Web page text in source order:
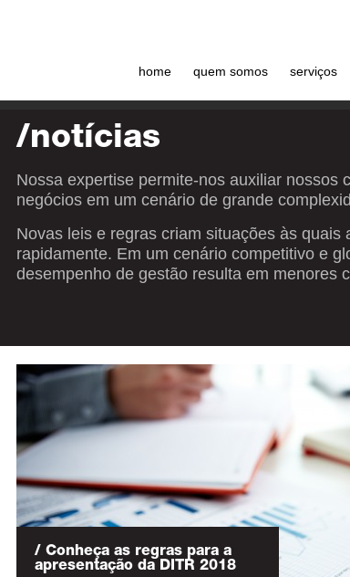
home quem somos serviços
/notícias
Nossa expertise permite-nos auxiliar nossos
negócios em um cenário de grande
Novas leis e regras criam situações às quais
rapidamente. Em um cenário competitivo e
desempenho de gestão resulta em menores
/ Conheça as regras para a
apresentação da DITR 2018